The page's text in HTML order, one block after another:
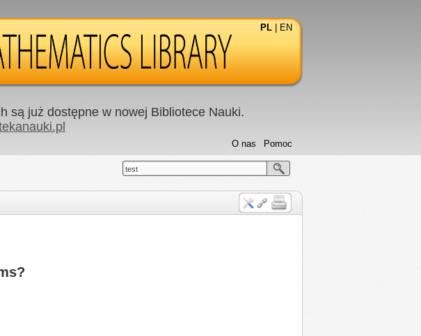
PL EN
są już dostępne w nowej Bibliotece Nauki.
Pomoc
O nas
test